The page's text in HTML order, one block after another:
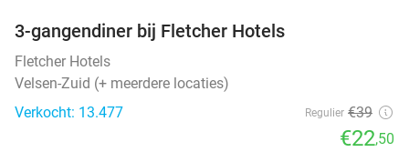
3-gangendiner bij Fletcher Hotels
Fletcher Hotels
Velsen-Zuid (+ meerdere locaties)
Verkocht: 13.477
Regulier €39
€22,50